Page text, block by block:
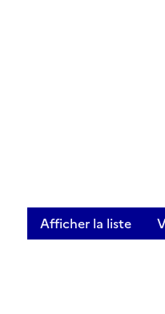
Afficher la liste